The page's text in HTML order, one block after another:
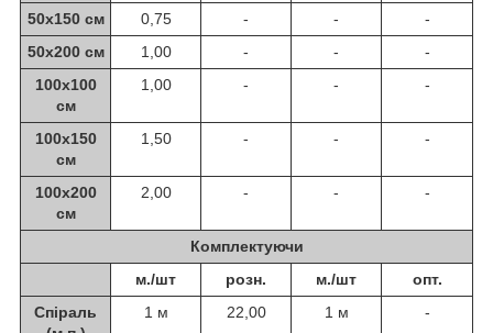
50х150 см 0,75 - -
-
50х200 см
1,00 - -
-
100х100
см
1,00 - - -
100х150
см
1,50 - - -
100х200
см
2,00 - - -
Комплектуючи
м./шт
розн. м./шт
опт.
Спіраль
1 м 22,00 1 м -